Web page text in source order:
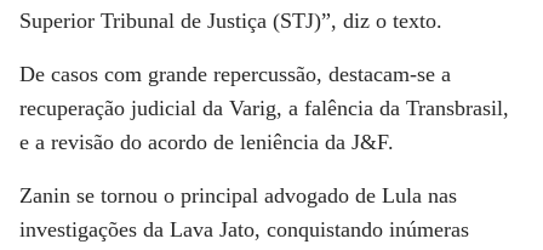
Superior Tribunal de Justiça (STJ)”, diz o texto.
De casos com grande repercussão, destacam-se a
recuperação judicial da Varig, a falência da Transbrasil,
e a revisão do acordo de leniência da J&F.
Zanin se tornou o principal advogado de Lula nas
investigações da Lava Jato, conquistando inúmeras